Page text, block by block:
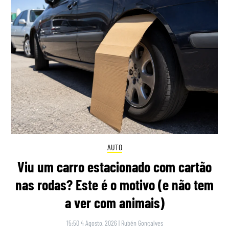
AUTO
Viu um carro estacionado com cartão
nas rodas? Este é o motivo (e não tem
a ver com animais)
15:50 4 Agosto, 2026 | Rubén Gonçalves